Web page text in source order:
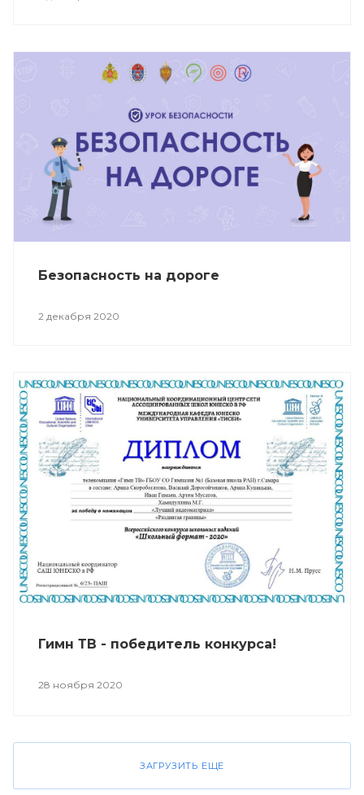
Безопасность на дороге
2 декабря 2020
Гимн ТВ - победитель конкурса!
28 ноября 2020
ЗАГРУЗИТЬ ЕЩЕ